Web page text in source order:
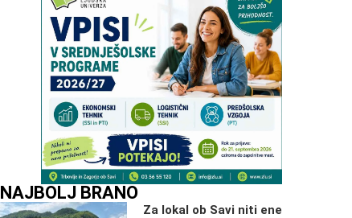
NAJBOLJ BRANO
Za lokal ob Savi niti ene